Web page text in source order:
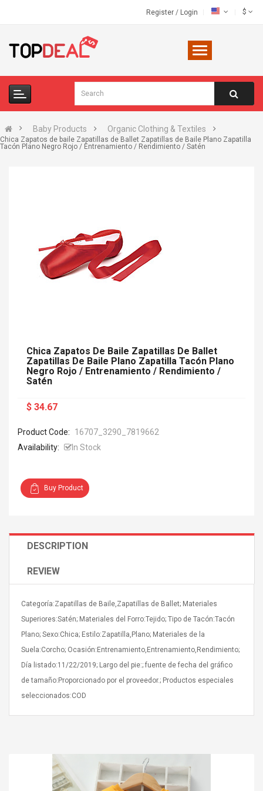
Register / Login $
Baby Products Organic Clothing & Textiles
Chica Zapatos de baile Zapatillas de Ballet Zapatillas de Baile Plano Zapatilla
Tacón Plano Negro Rojo / Entrenamiento / Rendimiento / Satén
Jasper
Color
Adapter 5v/2.1a Ac Usb
Wall Charger Travel
Adapter For Samsung
Mobile Universal Charging
Charge Adapter
$ 1.72
$ 2.46
IPhone Cases
$ 11.43
Zdm 24 Key Ir Control
Chica Zapatos De Baile Zapatillas De Ballet
Zapatillas De Baile Plano Zapatilla Tacón Plano
Negro Rojo / Entrenamiento / Rendimiento /
Satén
$ 34.67
Product Code:
16707_3290_7819662
Availability:
In Stock
Buy Product
DESCRIPTION
REVIEW
Categoría:Zapatillas de Baile,Zapatillas de Ballet; Materiales
Superiores:Satén; Materiales del Forro:Tejido; Tipo de Tacón:Tacón
Plano; Sexo:Chica; Estilo:Zapatilla,Plano; Materiales de la
Suela:Corcho; Ocasión:Entrenamiento,Entrenamiento,Rendimiento;
Día listado:11/22/2019; Largo del pie:; fuente de fecha del gráfico
de tamaño:Proporcionado por el proveedor.; Productos especiales
seleccionados:COD